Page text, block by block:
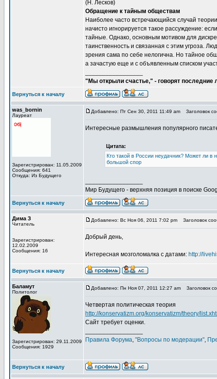
(Н. Лесков)
Обращение к тайным обществам
Наиболее часто встречающийся случай
начисто игнорируется такое рассуждение:
тайные. Однако, основным мотивом для
таинственность и связанная с этим угроза.
зрения сама по себе нелогична. Но тайное
а зачастую еще и с объявленным списком
"Мы открыли счастье," - говорят
Вернуться к началу
was_bornin
Лауреат
Зарегистрирован: 11.05.2009
Сообщения: 641
Откуда: Из Будущего
Добавлено: Пт Сен 30, 2011 11:49 am Заголовок
Интересные размышления популярного
Цитата:
Кто такой в России неудачник? Может ли в
большой спор
Мир Будущего - верхняя позиция в поиске
Вернуться к началу
Дима З
Читатель
Зарегистрирован:
12.02.2009
Сообщения: 16
Добавлено: Вс Ноя 06, 2011 7:02 pm Заголовок
Добрый день,
Интересная мозголомалка с датами: http://
Вернуться к началу
Баламут
Политолог
Зарегистрирован: 29.11.2009
Сообщения: 1929
Добавлено: Пн Ноя 07, 2011 12:27 am Заголовок
Четвертая политическая теория
http://konservatizm.org/konservatizm/theory/
Сайт требует оценки.
Правила Форума, "Вопросы по модерации",
Вернуться к началу